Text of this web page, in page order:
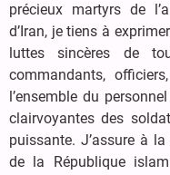
précieux martyrs de
d’Iran, je tiens à
luttes sincères de
commandants,
l’ensemble du
clairvoyantes des
puissante. J’assure à
de la République